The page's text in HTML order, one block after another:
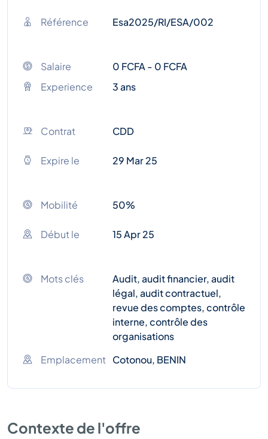
Référence Esa2025/RI/ESA/002
Salaire
0 FCFA - 0 FCFA
Experience
3 ans
Contrat CDD
Expire le 29 Mar 25
Mobilité 50%
Début le 15 Apr 25
Mots clés
Audit, audit financier, audit
légal, audit contractuel,
revue des comptes, contrôle
interne, contrôle des
organisations
Emplacement
Cotonou, BENIN
Contexte de l'offre